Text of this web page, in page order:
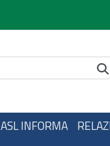
ASL INFORMA